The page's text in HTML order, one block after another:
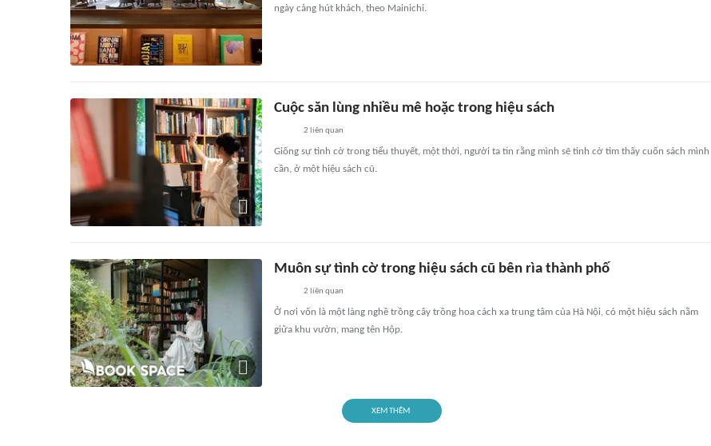
ngày càng hút khách, theo Mainichi.
Cuộc săn lùng nhiều mê hoặc trong hiệu sách
2 liên quan
Giống sự tình cờ trong tiểu thuyết, một thời, người ta tin rằng mình sẽ tình cờ tìm thấy cuốn sách mình
cần, ở một hiệu sách cũ.
Muôn sự tình cờ trong hiệu sách cũ bên rìa thành phố
2 liên quan
Ở nơi vốn là một làng nghề trồng cây trồng hoa cách xa trung tâm của Hà Nội, có một hiệu sách nằm
giữa khu vườn, mang tên Hộp.
XEM THÊM